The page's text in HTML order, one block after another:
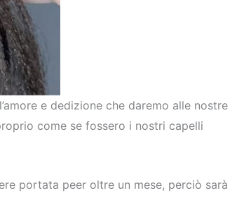
e dedizione che daremo alle nostre
come se fossero i nostri capelli
portata peer oltre un mese, perciò sarà